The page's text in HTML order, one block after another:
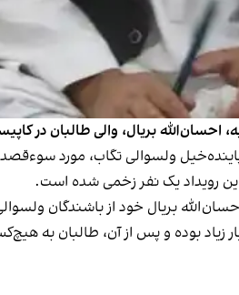
بریال، والی طالبان در
ولسوالی تگاب، مورد
رویداد یک نفر زخمی شده است.
بریال خود از باشندگان
بوده و پس از آن، طالبان به